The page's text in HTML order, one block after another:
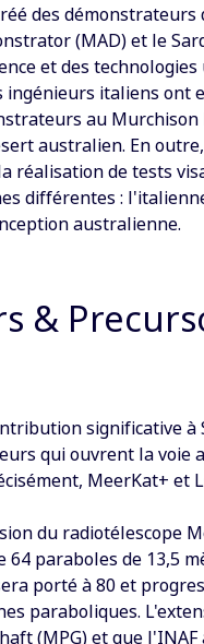
des
(MAD) et le
et des
ingénieurs italiens
au Murchison
australien. En
réalisation de tests
différentes :
australienne.
&
significative à
qui ouvrent la voie
MeerKat+ et
du radiotélescope
64 paraboles de 13,5
porté à 80 et
paraboliques.
(MPG) et que